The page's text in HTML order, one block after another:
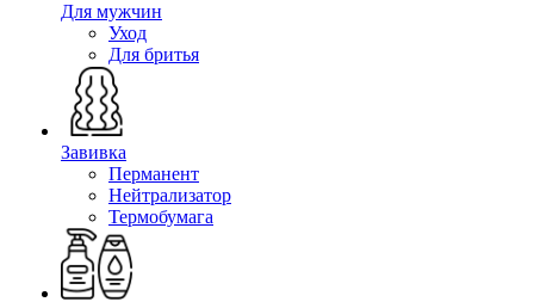
Для мужчин
Уход
Для бритья
Завивка
Перманент
Нейтрализатор
Термобумага